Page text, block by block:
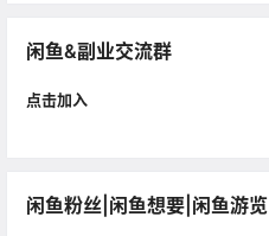
闲鱼&副业交流群
点击加入
闲鱼粉丝|闲鱼想要|闲鱼游览